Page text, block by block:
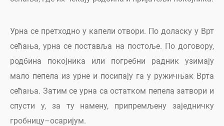
Урна се претходно у капели отвори. По доласку у Врт
сећања, урна се поставља на постоље. По договору,
родбина покојника или погребни радник узимају
мало пепела из урне и посипају га у ружичњак Врта
сећања. Затим се урна са остатком пепела затвори и
спусти у, за ту намену, припремљену заједничку
гробницу–осаријум.